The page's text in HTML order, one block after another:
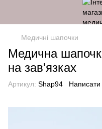
Медичні шапочки
Медична
на зав'язках
Артикул: Shap94 Написати